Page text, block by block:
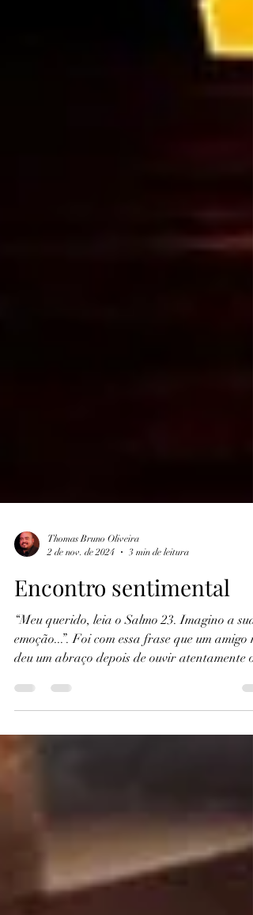
2 de nov. de 2024
3 min de leitura
Encontro sentimental
“Meu querido, leia o Salmo 23. Imagino a sua
emoção...”. Foi com essa frase que um amigo